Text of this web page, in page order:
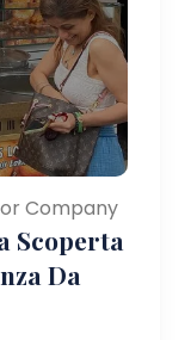
Company
Scoperta
Da